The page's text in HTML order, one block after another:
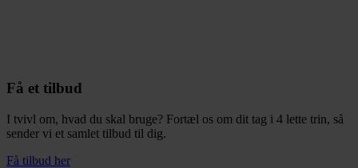
Få et tilbud
I tvivl om, hvad du skal bruge? Fortæl os om dit tag i 4 lette trin, så
sender vi et samlet tilbud til dig.
Få tilbud her